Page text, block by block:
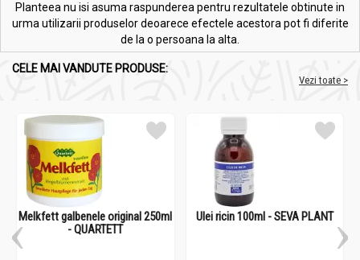
Planteea nu isi asuma raspunderea pentru rezultatele obtinute in
urma utilizarii produselor deoarece efectele acestora pot fi diferite
de la o persoana la alta.
CELE MAI VANDUTE PRODUSE:
Vezi toate >
Melkfett galbenele original 250ml
- QUARTETT
Ulei ricin 100ml - SEVA PLANT